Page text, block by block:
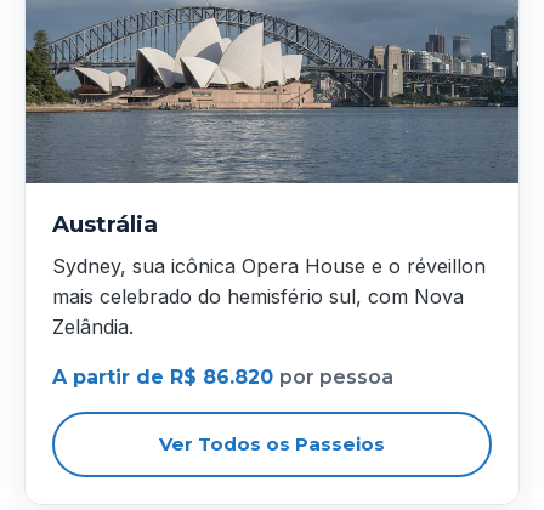
Austrália
Sydney, sua icônica Opera House e o réveillon
mais celebrado do hemisfério sul, com Nova
Zelândia.
A partir de R$ 86.820 por pessoa
Ver Todos os Passeios